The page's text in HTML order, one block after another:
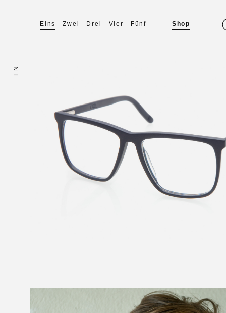
Eins Zwei Drei Vier Fünf Shop
EN